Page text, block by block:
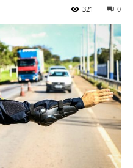
0
321